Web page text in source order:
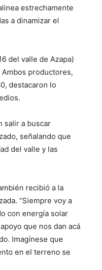
estrechamente
a dinamizar el
del valle de Azapa)
productores,
destacaron lo
salir a buscar
señalando que
del valle y las
recibió a la
“Siempre voy a
con energía solar
que nos dan acá
Imagínese que
en el terreno se